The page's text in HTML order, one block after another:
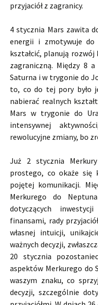
przyjaciół z zagranicy.
4 stycznia Mars zawita
energii i zmotywuje do
kształcić, planują
zagraniczną. Między 8
Saturna i w trygonie do
to, co do tej pory było
nabierać realnych
Mars w trygonie do
intensywnej
rewolucyjne zmiany, bo
Już 2 stycznia
prostego, co okaże się
pojętej komunikacji.
Merkurego do
dotyczących
finansami, rady
własnej intuicji,
ważnych decyzji,
20 stycznia
aspektów Merkurego do
waszym znaku, co
decyzji, szczególnie